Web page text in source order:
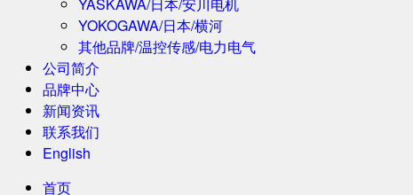
YOKOGAWA/日本/横河
其他品牌/温控传感/电力电气
公司简介
品牌中心
新闻资讯
联系我们
English
首页